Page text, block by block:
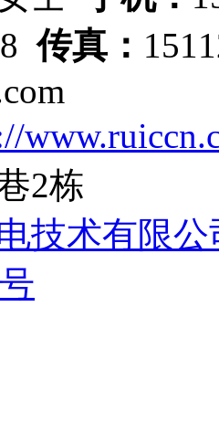
传真：
2栋
技术有限公